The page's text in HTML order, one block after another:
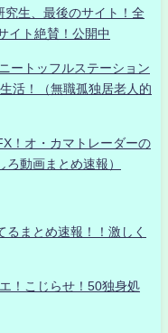
生、最後のサイト！全
イト絶賛！公開中
ートッフルステーション
活！（無職孤独居老人的
！オ・カマトレーダーの
動画まとめ速報）
まとめ速報！！激しく
！こじらせ！50独身処